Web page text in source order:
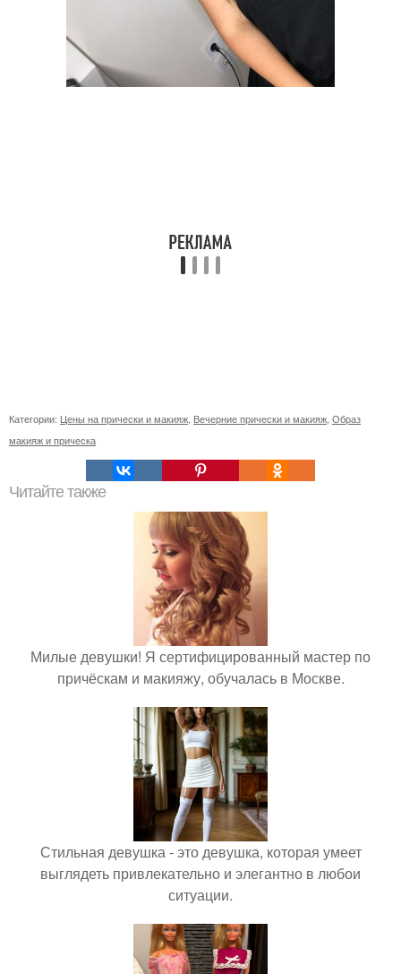
Категории: Цены на прически и макияж, Вечерние прически и макияж, Образ
макияж и прическа
Читайте также
Милые девушки! Я сертифицированный мастер по
причёскам и макияжу, обучалась в Москве.
Стильная девушка - это девушка, которая умеет
выглядеть привлекательно и элегантно в любои
ситуации.